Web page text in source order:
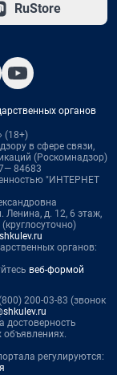
RuStore
органов
(18+)
в сфере связи,
(Роскомнадзор)
84683
"ИНТЕРНЕТ
Ленина, д. 12, 6 этаж,
органов:
веб-формой
200-03-83 (звонок
достоверность
регулируются: